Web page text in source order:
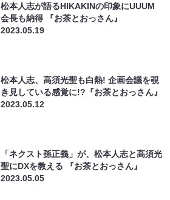
松本人志が語るHIKAKINの印象にUUUM
会長も納得 『お茶とおっさん』
2023.05.19
松本人志、高須光聖も白熱! 企画会議を覗
き見している感覚に!?『お茶とおっさん』
2023.05.12
「ネクスト孫正義」が、松本人志と高須光
聖にDXを教える 『お茶とおっさん』
2023.05.05